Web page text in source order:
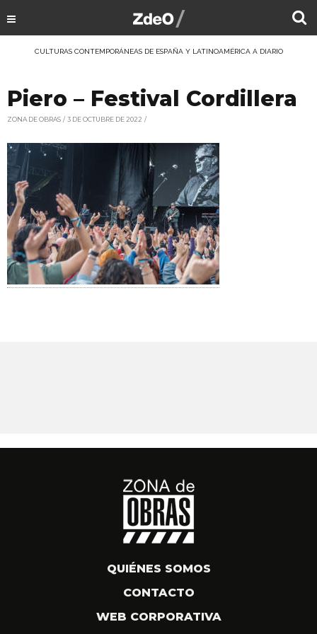
CULTURAS CONTEMPORÁNEAS DE ESPAÑA Y LATINOAMÉRICA A DIARIO
Piero – Festival Cordillera
ZONA DE OBRAS 3 DE OCTUBRE DE 2022
QUIÉNES SOMOS
CONTACTO
WEB CORPORATIVA